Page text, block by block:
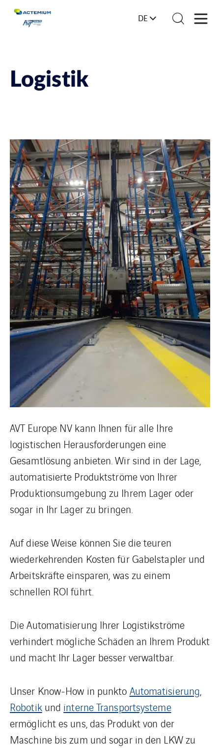
DE
Logistik
AVT Europe NV kann Ihnen für alle Ihre
logistischen Herausforderungen eine
Gesamtlösung anbieten. Wir sind in der Lage,
automatisierte Produktströme von Ihrer
Produktionsumgebung zu Ihrem Lager oder
sogar in Ihr Lager zu bringen.
Auf diese Weise können Sie die teuren
wiederkehrenden Kosten für Gabelstapler und
Arbeitskräfte einsparen, was zu einem
schnellen ROI führt.
Die Automatisierung Ihrer Logistikströme
verhindert mögliche Schäden an Ihrem Produkt
und macht Ihr Lager besser verwaltbar.
Unser Know-How in punkto Automatisierung,
Robotikund interne Transportsysteme
ermöglicht es uns, das Produkt von der
Maschine bis zum und sogar in den LKW zu